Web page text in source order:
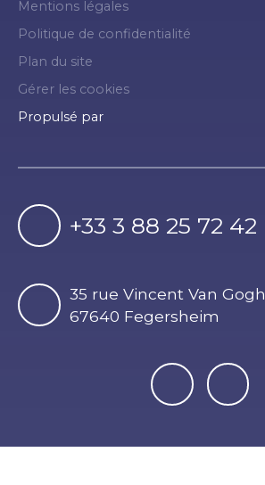
Mentions légales
Politique de confidentialité
Plan du site
Gérer les cookies
Propulsé par
+33 3 88 25 72 42
35 rue Vincent Van Gogh
67640 Fegersheim